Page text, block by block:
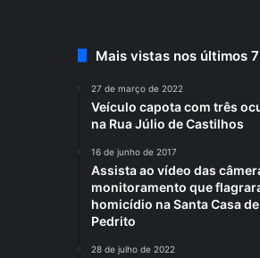
Mais vistas nos últimos
27 de março de 2022
Veículo capota com três
na Rua Júlio de Castilhos
16 de junho de 2017
Assista ao vídeo das
monitoramento que
homicídio na Santa Casa
Pedrito
28 de julho de 2022